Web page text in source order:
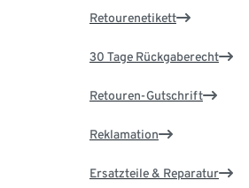
Retourenetikett
30 Tage Rückgaberecht
Retouren-Gutschrift
Reklamation
Ersatzteile & Reparatur